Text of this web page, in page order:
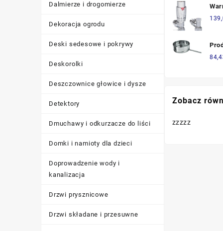
Dalmierze i drogomierze
Dekoracja ogrodu
Deski sedesowe i pokrywy
Deskorolki
Deszczownice głowice i dysze
Detektory
Dmuchawy i odkurzacze do liści
Domki i namioty dla dzieci
Doprowadzenie wody i
kanalizacja
Drzwi prysznicowe
Drzwi składane i przesuwne
25
Zobacz
zzzzz